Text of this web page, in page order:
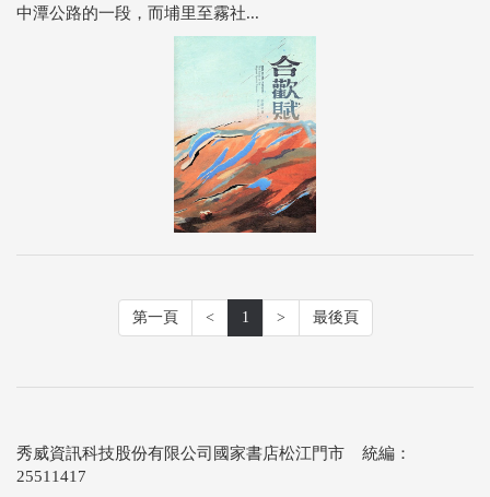
中潭公路的一段，而埔里至霧社...
第一頁 < 1 > 最後頁
秀威資訊科技股份有限公司國家書店松江門市 統編：
25511417